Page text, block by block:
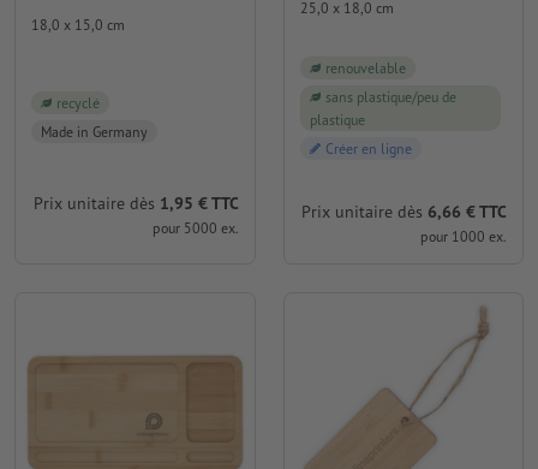
18,0 x 15,0 cm
recyclé
Made in Germany
Prix unitaire dès 1,95 € TTC
pour 5000 ex.
25,0 x 18,0 cm
renouvelable
sans plastique/peu de
plastique
Créer en ligne
Prix unitaire dès 6,66 € TTC
pour 1000 ex.